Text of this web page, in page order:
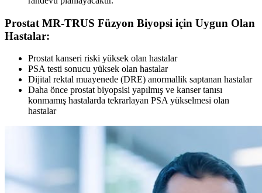
Prostat MR-TRUS Füzyon Biyopsi için Uygun Olan
Hastalar:
Prostat kanseri riski yüksek olan hastalar
PSA testi sonucu yüksek olan hastalar
Dijital rektal muayenede (DRE) anormallik saptanan hastalar
Daha önce prostat biyopsisi yapılmış ve kanser tanısı
konmamış hastalarda tekrarlayan PSA yükselmesi olan
hastalar